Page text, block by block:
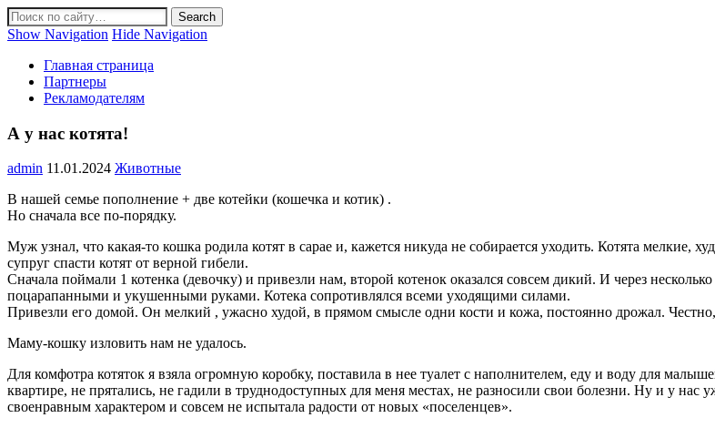
Show Navigation Hide Navigation
Главная страница
Партнеры
Рекламодателям
А у нас котята!
admin 11.01.2024 Животные
В нашей семье пополнение + две котейки (кошечка и котик) .
Но сначала все по-порядку.
Муж узнал, что какая-то кошка родила котят в сарае и, кажется никуда не собирается уходить. Котята
супруг спасти котят от верной гибели.
Сначала поймали 1 котенка (девочку) и привезли нам, второй котенок оказался совсем дикий. И через
поцарапанными и укушенными руками. Котека сопротивлялся всеми уходящими силами.
Привезли его домой. Он мелкий , ужасно худой, в прямом смысле одни кости и кожа, постоянно дрожал.
Маму-кошку изловить нам не удалось.
Для комфотра котяток я взяла огромную коробку, поставила в нее туалет с наполнителем, еду и воду для
квартире, не прятались, не гадили в труднодоступных для меня местах, не разносили свои болезни. Ну и у
своенравным характером и совсем не испытала радости от новых «поселенцев».